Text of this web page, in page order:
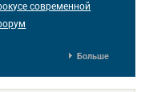
современной
Больше